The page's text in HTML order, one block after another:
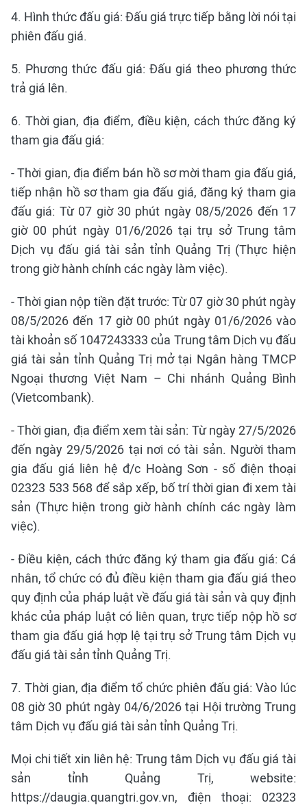
4. Hình thức đấu giá: Đấu giá trực tiếp bằng lời nói tại
phiên đấu giá.
5. Phương thức đấu giá: Đấu giá theo phương thức
trả giá lên.
6. Thời gian, địa điểm, điều kiện, cách thức đăng ký
tham gia đấu giá:
- Thời gian, địa điểm bán hồ sơ mời tham gia đấu giá,
tiếp nhận hồ sơ tham gia đấu giá, đăng ký tham gia
đấu giá: Từ 07 giờ 30 phút ngày 08/5/2026 đến 17
giờ 00 phút ngày 01/6/2026 tại trụ sở Trung tâm
Dịch vụ đấu giá tài sản tỉnh Quảng Trị (Thực hiện
trong giờ hành chính các ngày làm việc).
- Thời gian nộp tiền đặt trước: Từ 07 giờ 30 phút ngày
08/5/2026 đến 17 giờ 00 phút ngày 01/6/2026 vào
tài khoản số 1047243333 của Trung tâm Dịch vụ đấu
giá tài sản tỉnh Quảng Trị mở tại Ngân hàng TMCP
Ngoại thương Việt Nam – Chi nhánh Quảng Bình
(Vietcombank).
- Thời gian, địa điểm xem tài sản: Từ ngày 27/5/2026
đến ngày 29/5/2026 tại nơi có tài sản. Người tham
gia đấu giá liên hệ đ/c Hoàng Sơn - số điện thoại
02323 533 568 để sắp xếp, bố trí thời gian đi xem tài
sản (Thực hiện trong giờ hành chính các ngày làm
việc).
- Điều kiện, cách thức đăng ký tham gia đấu giá: Cá
nhân, tổ chức có đủ điều kiện tham gia đấu giá theo
quy định của pháp luật về đấu giá tài sản và quy định
khác của pháp luật có liên quan, trực tiếp nộp hồ sơ
tham gia đấu giá hợp lệ tại trụ sở Trung tâm Dịch vụ
đấu giá tài sản tỉnh Quảng Trị.
7. Thời gian, địa điểm tổ chức phiên đấu giá: Vào lúc
08 giờ 30 phút ngày 04/6/2026 tại Hội trường Trung
tâm Dịch vụ đấu giá tài sản tỉnh Quảng Trị.
Mọi chi tiết xin liên hệ: Trung tâm Dịch vụ đấu giá tài
sản tỉnh Quảng Trị, website:
https://daugia.quangtri.gov.vn, điện thoại: 02323